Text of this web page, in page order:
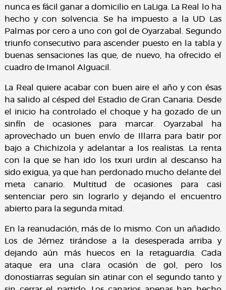
nunca es fácil ganar a domicilio en LaLiga. La Real lo ha
hecho y con solvencia. Se ha impuesto a la UD Las
Palmas por cero a uno con gol de Oyarzabal. Segundo
triunfo consecutivo para ascender puesto en la tabla y
buenas sensaciones las que, de nuevo, ha ofrecido el
cuadro de Imanol Alguacil.
La Real quiere acabar con buen aire el año y con ésas
ha salido al césped del Estadio de Gran Canaria. Desde
el inicio ha controlado el choque y ha gozado de un
sinfín de ocasiones para marcar. Oyarzabal ha
aprovechado un buen envío de Illarra para batir por
bajo a Chichizola y adelantar a los realistas. La renta
con la que se han ido los txuri urdin al descanso ha
sido exigua, ya que han perdonado mucho delante del
meta canario. Multitud de ocasiones para casi
sentenciar pero sin lograrlo y dejando el encuentro
abierto para la segunda mitad.
En la reanudación, más de lo mismo. Con un añadido.
Los de Jémez tirándose a la desesperada arriba y
dejando aún más huecos en la retaguardia. Cada
ataque era una clara ocasión de gol, pero los
donostiarras seguían sin atinar con el segundo tanto y